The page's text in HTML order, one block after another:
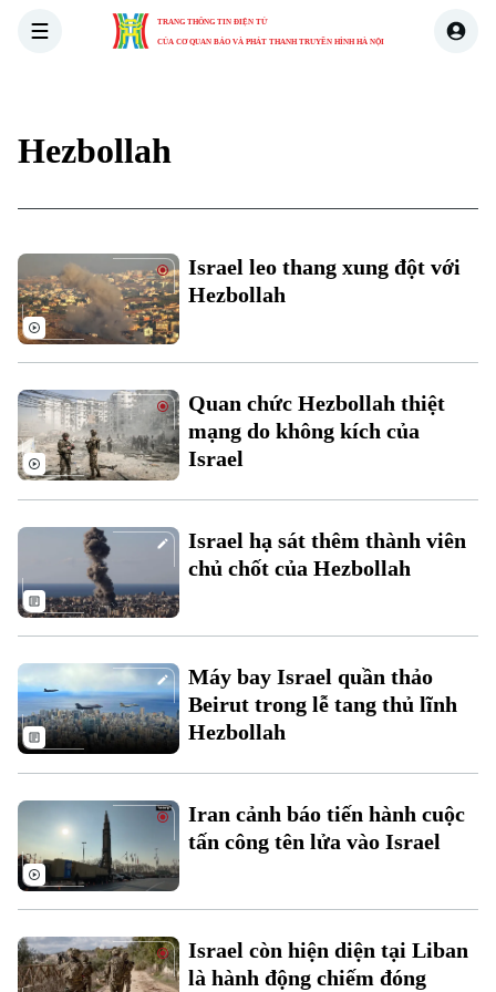
TRANG THÔNG TIN ĐIỆN TỬ
CỦA CƠ QUAN BÁO VÀ PHÁT THANH TRUYỀN HÌNH HÀ NỘI
Xu hướng
Chuyên mục
Hezbollah
Israel leo thang xung đột với
Hezbollah
Quan chức Hezbollah thiệt
mạng do không kích của
Israel
Israel hạ sát thêm thành viên
chủ chốt của Hezbollah
Máy bay Israel quần thảo
Beirut trong lễ tang thủ lĩnh
Hezbollah
Iran cảnh báo tiến hành cuộc
tấn công tên lửa vào Israel
Israel còn hiện diện tại Liban
là hành động chiếm đóng